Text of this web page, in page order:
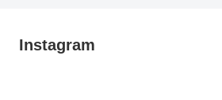
Instagram